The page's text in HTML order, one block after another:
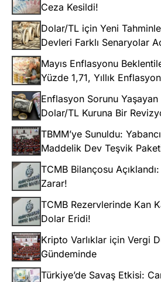
Ceza Kesildi!
Dolar/TL için Yeni
Devleri Farklı Senaryolar
Mayıs Enflasyonu
Yüzde 1,71, Yıllık
Enflasyon Sorunu
Dolar/TL Kuruna Bir
TBMM’ye Sunuldu: Yabancı
Maddelik Dev Teşvik
TCMB Bilançosu
Zarar!
TCMB Rezervlerinde Kan
Dolar Eridi!
Kripto Varlıklar için Vergi
Gündeminde
Türkiye’de Savaş Etkisi: